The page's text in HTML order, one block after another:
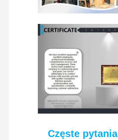
Częste pytania